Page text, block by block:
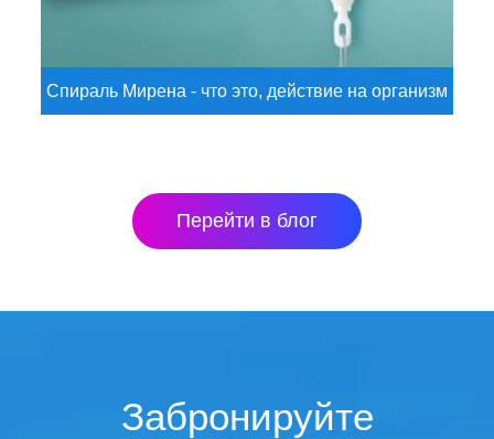
Спираль Мирена - что это, действие на организм
Перейти в блог
Забронируйте